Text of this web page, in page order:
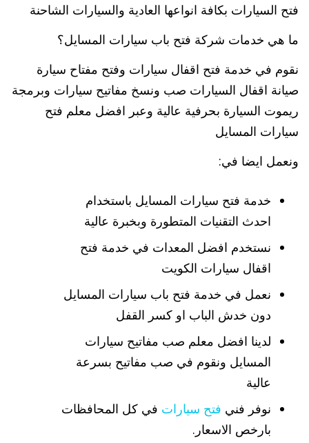
فتح السيارات بكافة انواعها العادية والسيارات الشاحنة
ما هي خدمات شركة فتح باب سيارات المسايل؟
نقوم في خدمة فتح اقفال سيارات وفتح مفتاح سيارة
صيانة اقفال السيارات صب ونسخ مفاتيح سيارات وبرمجة
ريموت السيارة بحرفية عالية وعبر افضل معلم فتح
سيارات المسايل
ونعمل ايضا في:
خدمة فتح سيارات المسايل باستخدام
احدث التقنيات المتطورة وبخبرة عالية
نستخدم افضل المعدات في خدمة فتح
اقفال سيارات الكويت
نعمل في خدمة فتح باب سيارات المسايل
دون خدش الباب او كسر القفل
لدينا افضل معلم صب مفاتيح سيارات
المسايل ونقوم في صب مفاتيح بسرعة
عالية
نوفر فني فتح سيارات في كل المحافظات
بارخص الاسعار.